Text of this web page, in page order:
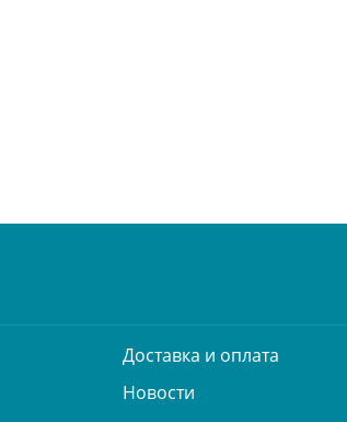
Доставка и оплата
Новости